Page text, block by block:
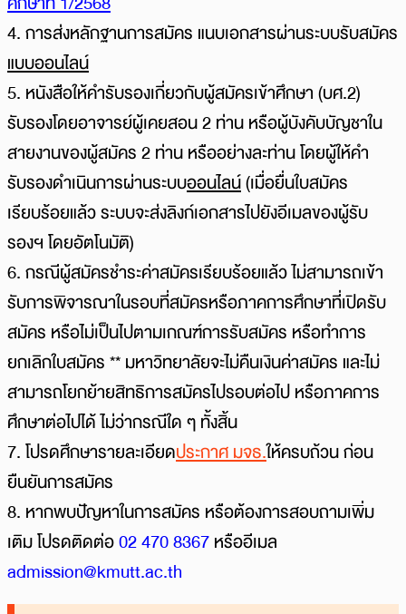
4. การส่งหลักฐานการสมัคร แนบเอกสารผ่านระบบรับสมัคร
แบบออนไลน์
5. หนังสือให้คํารับรองเกี่ยวกับผู้สมัครเข้าศึกษา (บศ.2)
รับรองโดยอาจารย์ผู้เคยสอน 2 ท่าน หรือผู้บังคับบัญชาใน
สายงานของผู้สมัคร 2 ท่าน หรืออย่างละท่าน โดยผู้ให้คำ
รับรองดำเนินการผ่านระบบออนไลน์(เมื่อยื่นใบสมัคร
เรียบร้อยแล้ว ระบบจะส่งลิงก์เอกสารไปยังอีเมลของผู้รับ
รองฯ โดยอัตโนมัติ)
6. กรณีผู้สมัครชำระค่าสมัครเรียบร้อยแล้ว ไม่สามารถเข้า
รับการพิจารณาในรอบที่สมัครหรือภาคการศึกษาที่เปิดรับ
สมัคร หรือไม่เป็นไปตามเกณฑ์การรับสมัคร หรือทำการ
ยกเลิกใบสมัคร** มหาวิทยาลัยจะไม่คืนเงินค่าสมัคร และไม่
สามารถโยกย้ายสิทธิการสมัครไปรอบต่อไป หรือภาคการ
ศึกษาต่อไปได้ ไม่ว่ากรณีใด ๆ ทั้งสิ้น
7.โปรดศึกษารายละเอียดประกาศ มจธ.ให้ครบถ้วน ก่อน
ยืนยันการสมัคร
8. หากพบปัญหาในการสมัคร หรือต้องการสอบถามเพิ่ม
เติม โปรดติดต่อ02 470 8367หรืออีเมล
admission@kmutt.ac.th